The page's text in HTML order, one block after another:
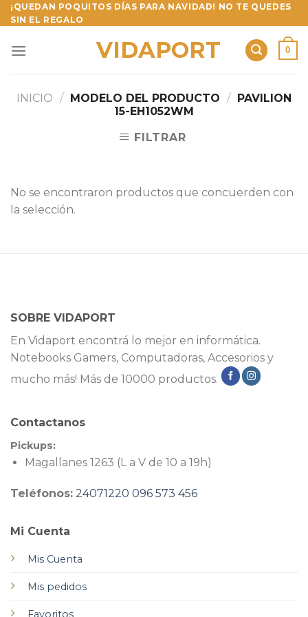
Skip
to
¡QUEDAN POQUITOS DÍAS PARA NAVIDAD! NO TE QUEDES
SIN EL REGALO
VIDAPORT 0
INICIO / MODELO DEL PRODUCTO / PAVILION
15-EH1052WM
FILTRAR
No se encontraron productos que concuerden con
la selección.
SOBRE VIDAPORT
En Vidaport encontrá lo mejor en informática.
Notebooks Gamers, Computadoras, Accesorios y
mucho más! Más de 10000 productos.
Mi Cuenta
Mis Cuenta
Mis pedidos
Contactanos
Pickups:
Magallanes 1263 (L a V de 10 a 19h)
Teléfonos: 24071220 096 573 456